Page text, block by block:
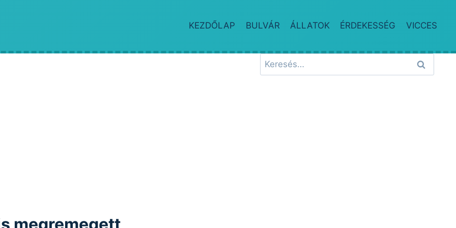
KEZDŐLAP BULVÁR ÁLLATOK ÉRDEKESSÉG VICCES
Keresés: